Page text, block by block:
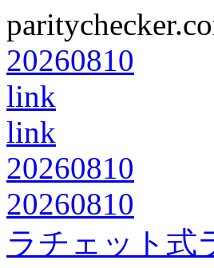
20260810
link
link
20260810
20260810
ラチェット式